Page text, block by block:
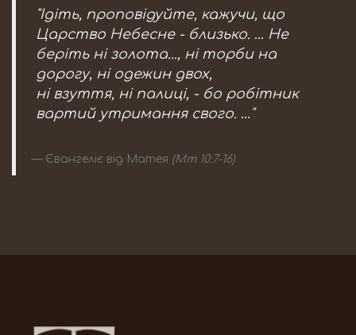
"Ідіть, проповідуйте, кажучи, що
Царство Небесне - близько. … Не
беріть ні золота..., ні торби на
дорогу, ні одежин двох,
ні взуття, ні палиці, - бо робітник
вартий утримання свого. …"
Євангеліє від Матея (Мт 10:7-16)